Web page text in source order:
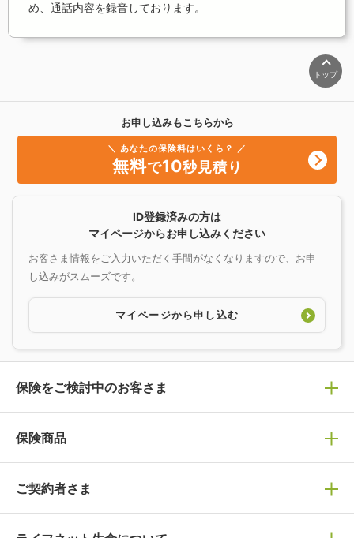
め、通話内容を録音しております。
トップ
お申し込みもこちらから
＼ あなたの保険料はいくら？ ／
無料で10秒見積り
ID登録済みの方は
マイページからお申し込みください
お客さま情報をご入力いただく手間がなくなりますので、お申
し込みがスムーズです。
マイページから申し込む
保険をご検討中のお客さま
保険の選び方
保険選びで迷っている方はチェック！
保険商品
保険商品一覧
ご契約者さま